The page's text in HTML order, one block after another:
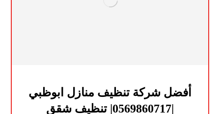
أفضل شركة تنظيف منازل ابوظبي